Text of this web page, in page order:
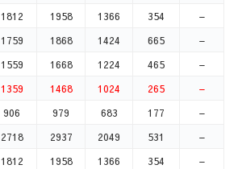
1812 1958 1366 354
–
1759 1868 1424 665
–
1559 1668 1224 465
–
1359 1468 1024 265
–
906 979 683 177
–
2718 2937 2049 531
–
1812 1958 1366 354
–